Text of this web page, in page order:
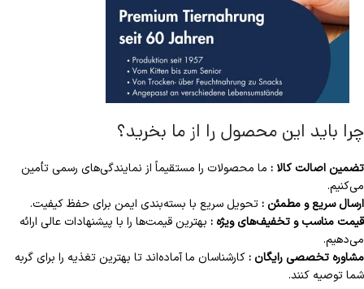
چرا باید این محصول را از ما بخرید؟
تضمین اصالت کالا : ما محصولات را مستقیماً از نمایندگی‌های رسمی تأمین
می‌کنیم.
ارسال سریع و مطمئن :تحویل سریع با بسته‌بندی ایمن برای حفظ کیفیت.
قیمت مناسب و تخفیف‌های ویژه : بهترین قیمت‌ها را با پیشنهادات عالی ارائه
می‌دهیم.
مشاوره تخصصی رایگان :کارشناسان ما آماده‌اند تا بهترین تغذیه را برای گربه
شما توصیه کنند.